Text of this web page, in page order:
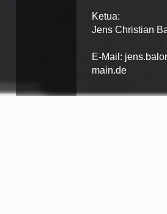
Ketua:
Jens Christian
E-Mail:
main.de